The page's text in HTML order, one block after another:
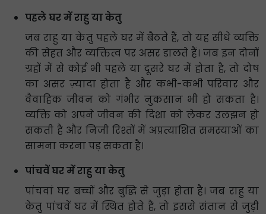
पहले घर में राहु या केतु
जब राहु या केतु पहले घर में बैठते हैं, तो यह सीधे व्यक्ति
की सेहत और व्यक्तित्व पर असर डालते हैं। जब इन दोनों
ग्रहों में से कोई भी पहले या दूसरे घर में होता है, तो दोष
का असर ज़्यादा होता है और कभी-कभी परिवार और
वैवाहिक जीवन को गंभीर नुकसान भी हो सकता है।
व्यक्ति को अपने जीवन की दिशा को लेकर उलझन हो
सकती है और निजी रिश्तों में अप्रत्याशित समस्याओं का
सामना करना पड़ सकता है।
पांचवें घर में राहु या केतु
पांचवां घर बच्चों और बुद्धि से जुड़ा होता है। जब राहु या
केतु पांचवें घर में स्थित होते हैं, तो इससे संतान से जुड़ी